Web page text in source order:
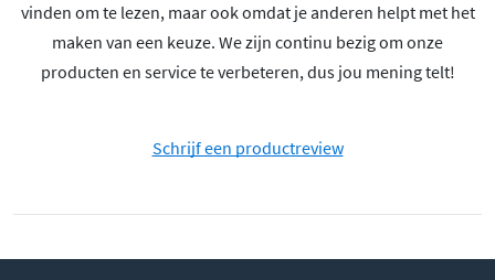
vinden om te lezen, maar ook omdat je anderen helpt met het
maken van een keuze. We zijn continu bezig om onze
producten en service te verbeteren, dus jou mening telt!
Schrijf een productreview